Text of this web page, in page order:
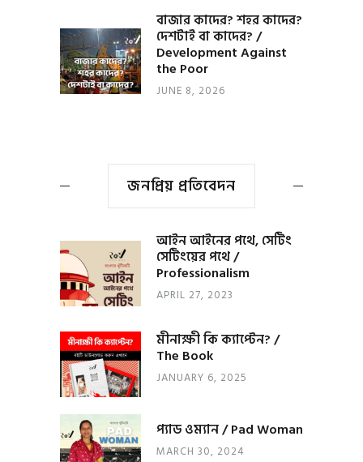
বাজার কাদের? শহর কাদের?
দেশটাই বা কাদের? /
Development Against
the Poor
JUNE 8, 2026
জনপ্রিয় প্রতিবেদন
আইন আইনের পথে, সেটিং
সেটিংয়ের পথে /
Professionalism
APRIL 27, 2023
মীনাক্ষী কি ক্যাপ্টেন? /
The Book
JANUARY 6, 2025
প্যাড ওম্যান / Pad Woman
MARCH 30, 2024